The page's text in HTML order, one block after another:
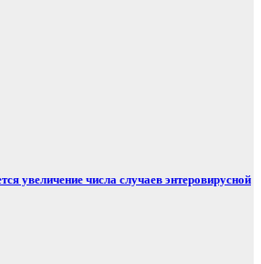
увеличение числа случаев энтеровирусной